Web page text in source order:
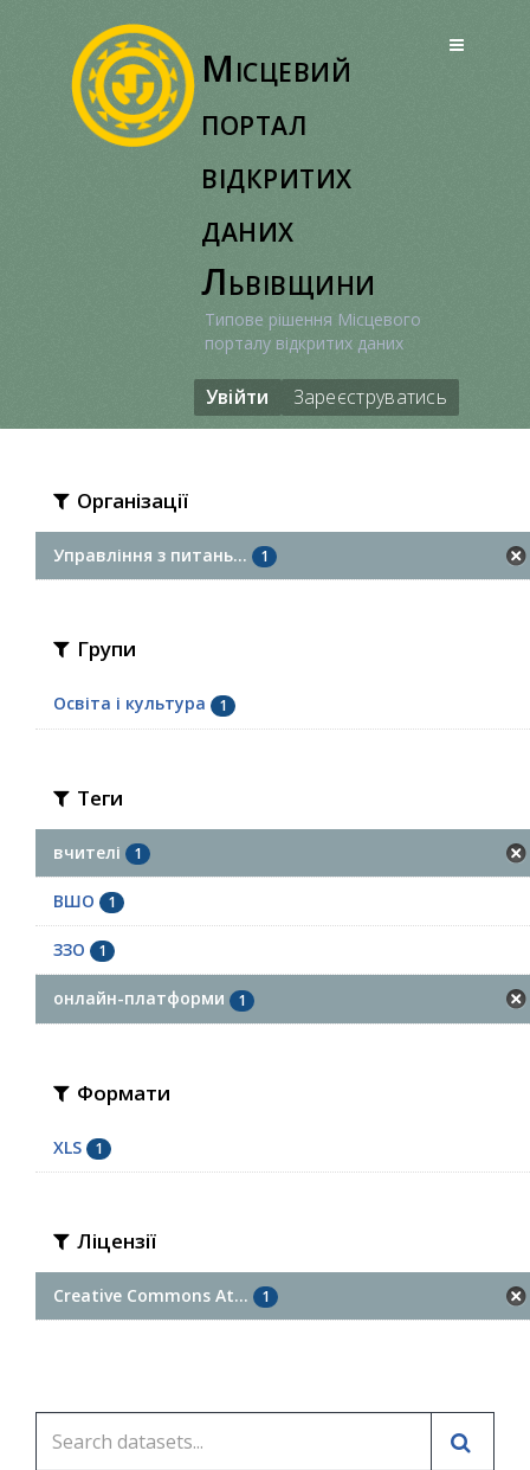
Місцевий
портал
відкритих
даних
Львівщини
Типове рішення Місцевого
порталу відкритих даних
Увійти Зареєструватись
Організації
Управління з питань... 1
Групи
Освіта і культура 1
Теги
вчителі 1
ВШО 1
ЗЗО 1
онлайн-платформи 1
Формати
XLS 1
Ліцензії
Creative Commons At... 1